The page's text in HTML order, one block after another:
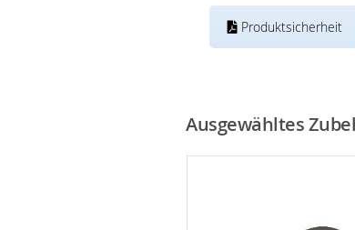
Produktsicherheit
Ausgewähltes